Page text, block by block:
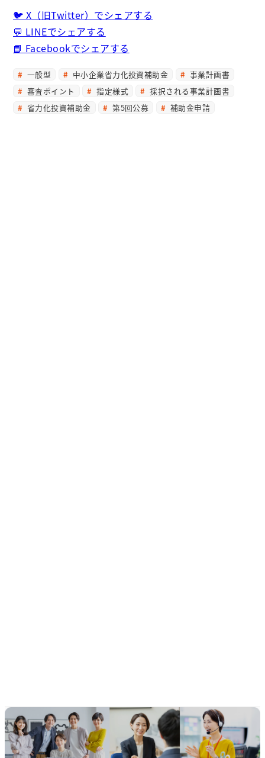
🐦 X（旧Twitter）でシェアする
💬 LINEでシェアする
📘 Facebookでシェアする
一般型 中小企業省力化投資補助金
事業計画書
審査ポイント
指定様式
採択される事業計画書
省力化投資補助金
第5回公募 補助金申請